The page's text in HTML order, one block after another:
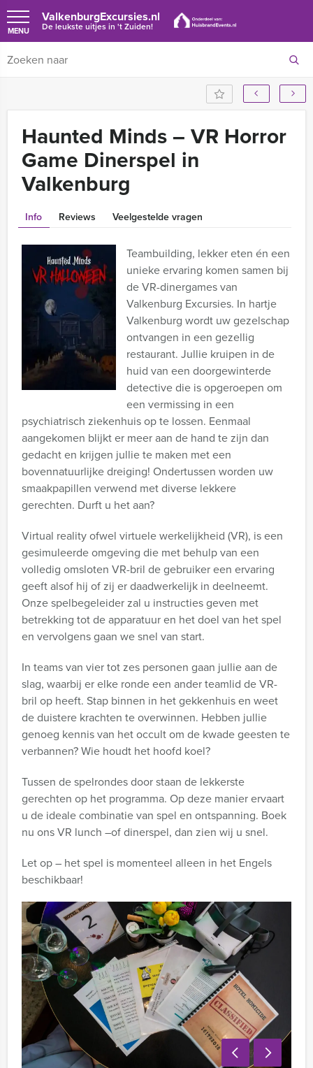
ValkenburgExcursies.nl
De leukste uitjes in 't Zuiden!
MENU
Haunted Minds – VR Horror
Game Dinerspel in
Valkenburg
Info Reviews Veelgestelde vragen
Teambuilding, lekker eten én een
unieke ervaring komen samen bij
de VR-dinergames van
Valkenburg Excursies. In hartje
Valkenburg wordt uw gezelschap
ontvangen in een gezellig
restaurant. Jullie kruipen in de
huid van een doorgewinterde
detective die is opgeroepen om
een vermissing in een
psychiatrisch ziekenhuis op te lossen. Eenmaal
aangekomen blijkt er meer aan de hand te zijn dan
gedacht en krijgen jullie te maken met een
bovennatuurlijke dreiging! Ondertussen worden uw
smaakpapillen verwend met diverse lekkere
gerechten. Durft u het aan?
Virtual reality ofwel virtuele werkelijkheid (VR), is een
gesimuleerde omgeving die met behulp van een
volledig omsloten VR-bril de gebruiker een ervaring
geeft alsof hij of zij er daadwerkelijk in deelneemt.
Onze spelbegeleider zal u instructies geven met
betrekking tot de apparatuur en het doel van het spel
en vervolgens gaan we snel van start.
In teams van vier tot zes personen gaan jullie aan de
slag, waarbij er elke ronde een ander teamlid de VR-
bril op heeft. Stap binnen in het gekkenhuis en weet
de duistere krachten te overwinnen. Hebben jullie
genoeg kennis van het occult om de kwade geesten te
verbannen? Wie houdt het hoofd koel?
Tussen de spelrondes door staan de lekkerste
gerechten op het programma. Op deze manier ervaart
u de ideale combinatie van spel en ontspanning. Boek
nu ons VR lunch –of dinerspel, dan zien wij u snel.
Let op – het spel is momenteel alleen in het Engels
beschikbaar!